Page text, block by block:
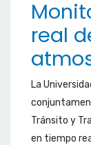
real
La
Tránsito y
en tiempo